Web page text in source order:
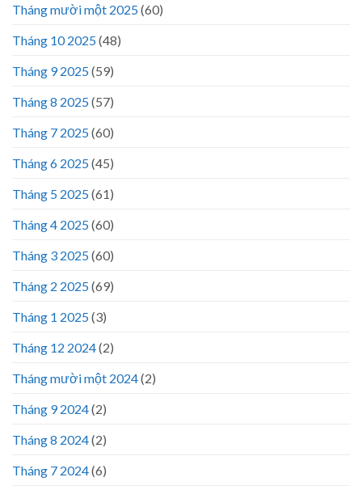
Tháng mười một 2025(60)
Tháng 10 2025(48)
Tháng 9 2025(59)
Tháng 8 2025(57)
Tháng 7 2025(60)
Tháng 6 2025(45)
Tháng 5 2025(61)
Tháng 4 2025(60)
Tháng 3 2025(60)
Tháng 2 2025(69)
Tháng 1 2025(3)
Tháng 12 2024(2)
Tháng mười một 2024(2)
Tháng 9 2024(2)
Tháng 8 2024(2)
Tháng 7 2024(6)